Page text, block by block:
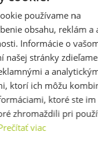
termín
dní
s DPH
posledných
459,00 €
ks
Najnižšia
30 dní
používame na
obsahu, reklám a
Informácie o
našej stránky
a
ktorí ich môžu
ktoré ste
zhromaždili pri
viac